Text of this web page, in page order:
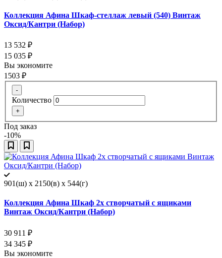
Коллекция Афина Шкаф-стеллаж левый (540) Винтаж
Оксид/Кантри (Набор)
13 532 ₽
15 035 ₽
Вы экономите
1503 ₽
-
Количество
+
Под заказ
-10%
901(ш) x 2150(в) x 544(г)
Коллекция Афина Шкаф 2х створчатый с ящиками
Винтаж Оксид/Кантри (Набор)
30 911 ₽
34 345 ₽
Вы экономите